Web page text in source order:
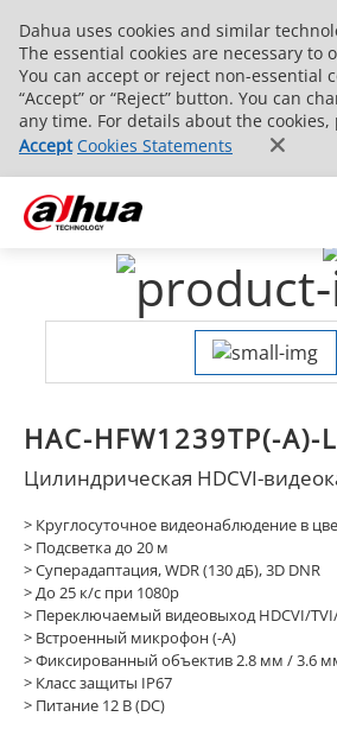
Dahua uses cookies and similar
The essential cookies are necessary to
You can accept or reject non-essential
“Accept” or “Reject” button. You can
any time. For details about the
Accept Cookies Statements
HAC-HFW1239TP(-A)-
Цилиндрическая HDCVI-
> Круглосуточное видеонаблюдение в
> Подсветка до 20 м
>Суперадаптация, WDR (130 дБ), 3D DNR
>До 25 к/с при 1080p
> Переключаемый видеовыход HDCVI/
> Встроенный микрофон (-A)
>Фиксированный объектив 2.8 мм / 3.6
> Класс защиты IP67
> Питание 12 В (DC)